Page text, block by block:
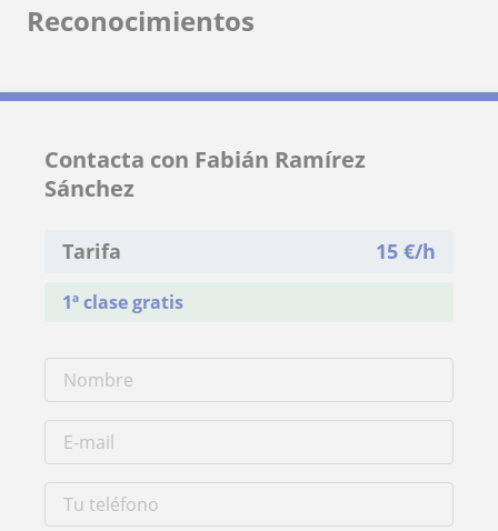
Reconocimientos
Contacta con Fabián Ramírez
Sánchez
Tarifa 15 €/h
1ª clase gratis